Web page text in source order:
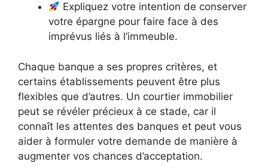
Expliquez votre intention de conserver
votre épargne pour faire face à des
imprévus liés à l’immeuble.
Chaque banque a ses propres critères, et
certains établissements peuvent être plus
flexibles que d’autres. Un courtier immobilier
peut se révéler précieux à ce stade, car il
connaît les attentes des banques et peut vous
aider à formuler votre demande de manière à
augmenter vos chances d’acceptation.